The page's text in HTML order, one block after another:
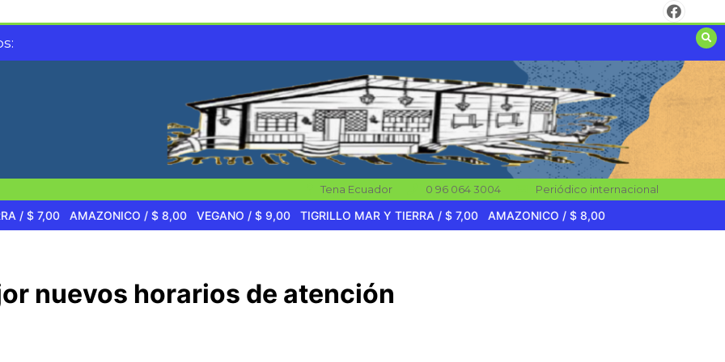
Tena Ecuador ‎0 96 064 3004 Periódico internacional
7,00 AMAZONICO / $ 8,00 VEGANO / $ 9,00 TIGRILLO MAR Y TIERRA / $ 7,00 AMAZONICO / $ 8,00
nuevos horarios de atención